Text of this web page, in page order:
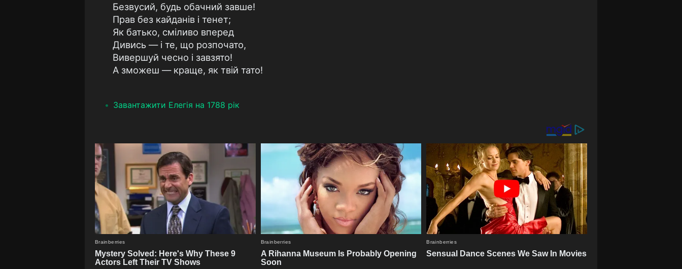
Безвусий, будь обачний завше!
Прав без кайданів і тенет;
Як батько, сміливо вперед
Дивись — і те, що розпочато,
Вивершуй чесно і завзято!
А зможеш — краще, як твій тато!
Завантажити Елегія на 1788 рік